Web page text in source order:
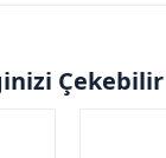
Çekebilir